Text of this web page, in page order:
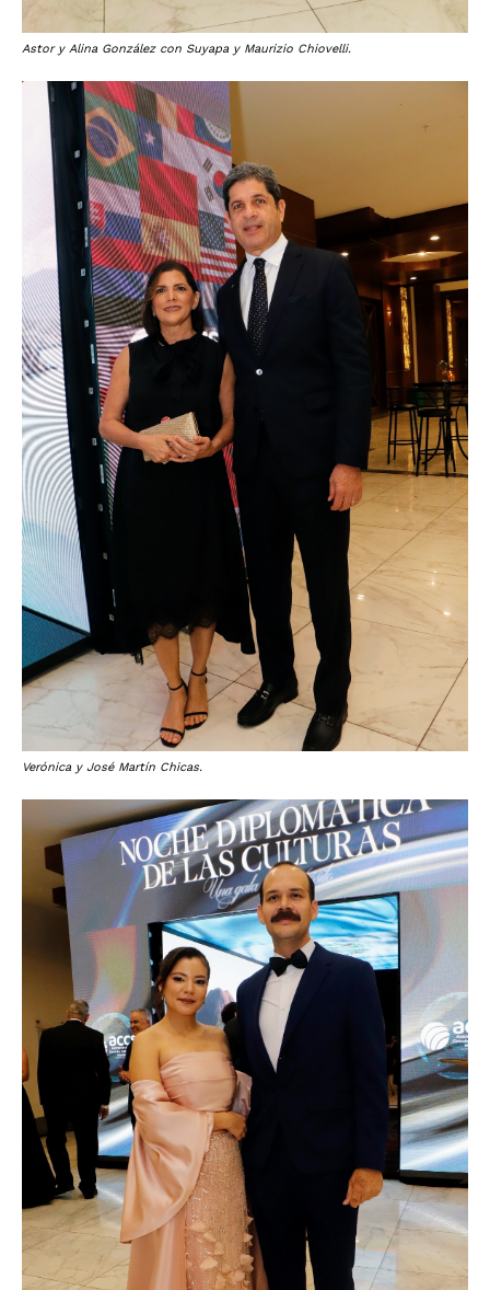
Astor y Alina González con Suyapa y Maurizio Chiovelli.
Verónica y José Martín Chicas.